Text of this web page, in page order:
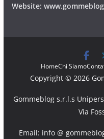
Website:
HomeChi Siamo
Copyright © 2026
Gommeblog s.r.l.s
Via
Email: info @